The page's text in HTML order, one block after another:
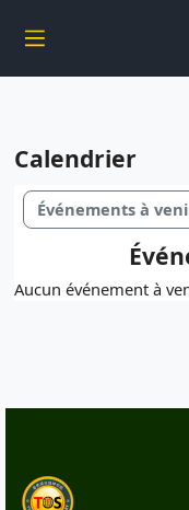
Aller au contenu principal
Calendrier
Événements à
Aucun événement à